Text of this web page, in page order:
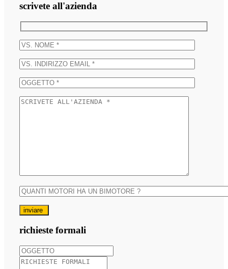
scrivete all'azienda
inviare
richieste formali